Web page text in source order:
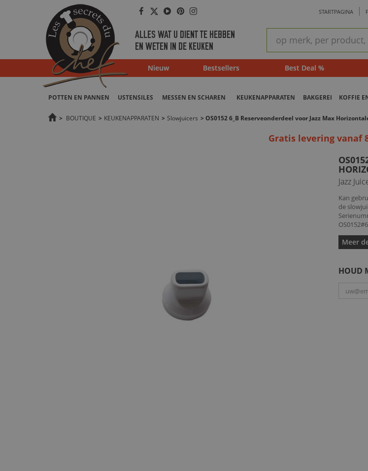
Facebook
Twitter
Youtube
Pinterest
Instagram STARTPAGINA
ALLES WAT U DIENT TE HEBBEN
EN WETEN IN DE KEUKEN
zoeken
Nieuw Bestsellers Best Deal %
POTTEN EN PANNEN USTENSILES MESSEN EN SCHAREN KEUKENAPPARATEN BAKGEREI KOFFIE
> BOUTIQUE > KEUKENAPPARATEN > Slowjuicers > OS0152 6_B Reserveonderdeel voor Jazz Max
Gratis levering vanaf
Jazz
Kan
de
Meer
HOUD